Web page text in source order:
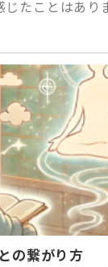
じたことはあり
の繋がり方